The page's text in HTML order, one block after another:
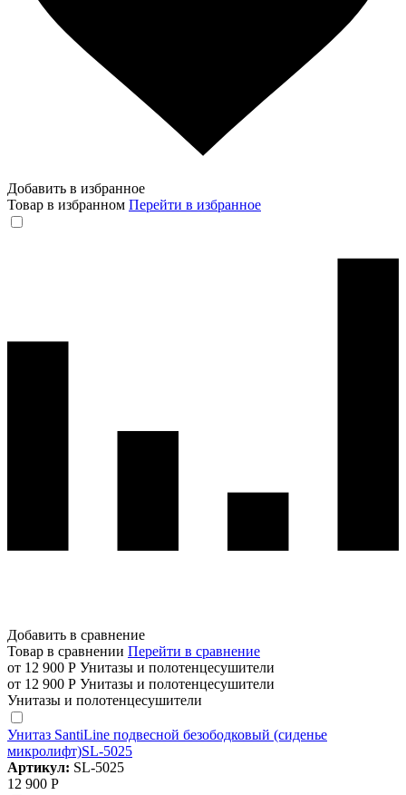
Добавить в избранное
Товар в избранном Перейти в избранное
Добавить в сравнение
Товар в сравнении Перейти в сравнение
от 12 900 Р Унитазы и полотенцесушители
от 12 900 Р Унитазы и полотенцесушители
Унитазы и полотенцесушители
Унитаз SantiLine подвесной безободковый (сиденье
микролифт)SL-5025
Артикул: SL-5025
12 900 Р